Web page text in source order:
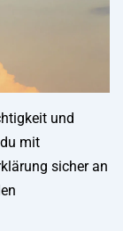
und
mit
sicher an